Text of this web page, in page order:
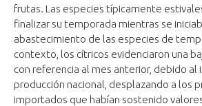
frutas. Las especies típicamente
finalizar su temporada mientras se
abastecimiento de las especies de
contexto, los cítricos evidenciaron una
con referencia al mes anterior, debido al
producción nacional, desplazando a los
importados que habían sostenido